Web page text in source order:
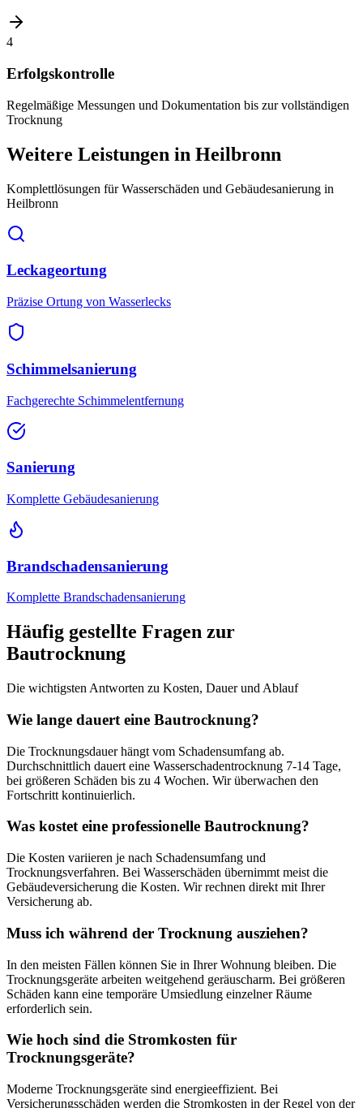
4
Erfolgskontrolle
Regelmäßige Messungen und Dokumentation bis zur vollständigen
Trocknung
Weitere Leistungen in Heilbronn
Komplettlösungen für Wasserschäden und Gebäudesanierung in
Heilbronn
Leckageortung
Präzise Ortung von Wasserlecks
Schimmelsanierung
Fachgerechte Schimmelentfernung
Sanierung
Komplette Gebäudesanierung
Brandschadensanierung
Komplette Brandschadensanierung
Häufig gestellte Fragen zur
Bautrocknung
Die wichtigsten Antworten zu Kosten, Dauer und Ablauf
Wie lange dauert eine Bautrocknung?
Die Trocknungsdauer hängt vom Schadensumfang ab.
Durchschnittlich dauert eine Wasserschadentrocknung 7-14 Tage,
bei größeren Schäden bis zu 4 Wochen. Wir überwachen den
Fortschritt kontinuierlich.
Was kostet eine professionelle Bautrocknung?
Die Kosten variieren je nach Schadensumfang und
Trocknungsverfahren. Bei Wasserschäden übernimmt meist die
Gebäudeversicherung die Kosten. Wir rechnen direkt mit Ihrer
Versicherung ab.
Muss ich während der Trocknung ausziehen?
In den meisten Fällen können Sie in Ihrer Wohnung bleiben. Die
Trocknungsgeräte arbeiten weitgehend geräuscharm. Bei größeren
Schäden kann eine temporäre Umsiedlung einzelner Räume
erforderlich sein.
Wie hoch sind die Stromkosten für
Trocknungsgeräte?
Moderne Trocknungsgeräte sind energieeffizient. Bei
Versicherungsschäden werden die Stromkosten in der Regel von der